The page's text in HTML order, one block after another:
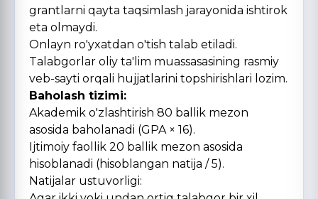
grantlarni qayta taqsimlash jarayonida ishtirok
eta olmaydi.
Onlayn ro'yxatdan o'tish talab etiladi.
Talabgorlar oliy ta'lim muassasasining rasmiy
veb-sayti orqali hujjatlarini topshirishlari lozim.
Baholash tizimi:
Akademik o'zlashtirish 80 ballik mezon
asosida baholanadi (GPA × 16).
Ijtimoiy faollik 20 ballik mezon asosida
hisoblanadi (hisoblangan natija / 5).
Natijalar ustuvorligi: